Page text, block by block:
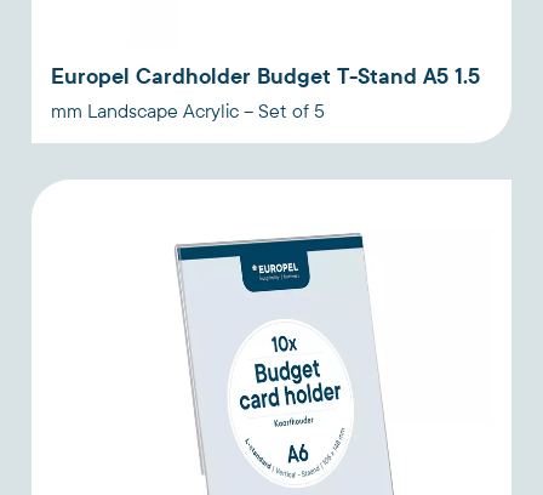
Europel Cardholder Budget T-Stand A5 1.5
mm Landscape Acrylic – Set of 5